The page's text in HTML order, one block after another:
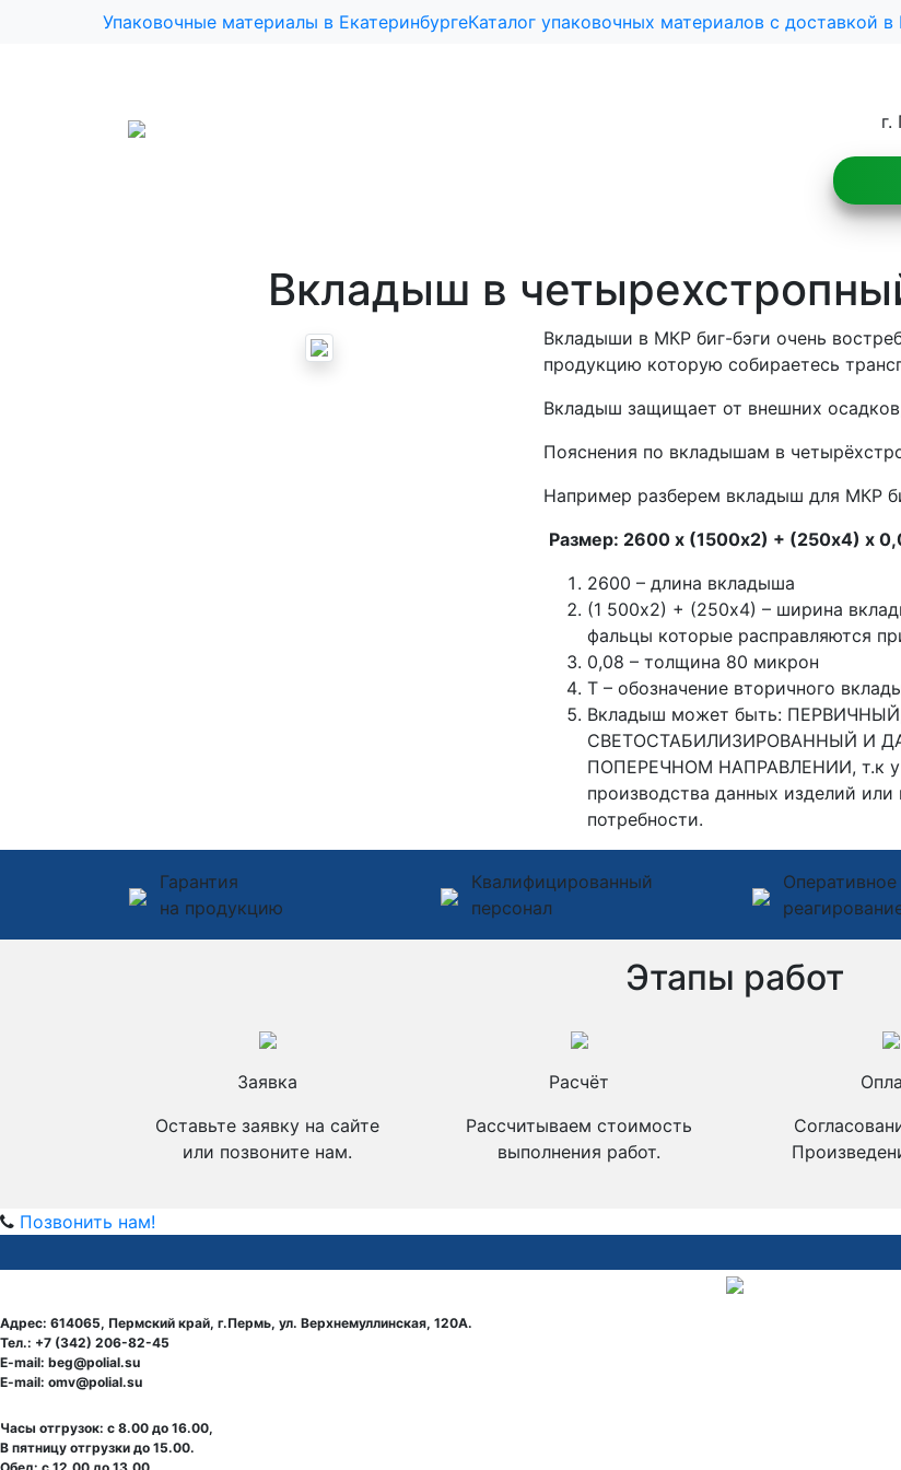
Упаковочные материалы в ЕкатеринбургеКаталог упаковочных материалов с доставкой в
Вкладыш в
Вкладыши в МКР биг-бэги очень
продукцию которую собираетесь
Вкладыш защищает от внешних
Пояснения по вкладышам в
Например разберем вкладыш для МКР
Размер: 2600 х (1500х2) + (250х4) х
2600 – длина вкладыша
(1 500х2) + (250х4) – ширина
фальцы которые расправляются
0,08 – толщина 80 микрон
Т – обозначение вторичного
Вкладыш может быть:
СВЕТОСТАБИЛИЗИРОВАННЫЙ И
ПОПЕРЕЧНОМ НАПРАВЛЕНИИ, т.к у
производства данных изделий
потребности.
Гарантия
на продукцию
Квалифицированный
персонал
Оперативное
Этапы работ
Заявка
Оставьте заявку на сайте
или позвоните нам.
Расчёт
Рассчитываем стоимость
выполнения работ.
Позвонить нам!
Адрес: 614065, Пермский край, г.Пермь, ул. Верхнемуллинская, 120А.
Тел.: +7 (342) 206-82-45
E-mail: beg@polial.su
E-mail: omv@polial.su
Часы отгрузок: с 8.00 до 16.00,
В пятницу отгрузки до 15.00.